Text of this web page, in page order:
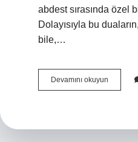
abdest sırasında özel
Dolayısıyla bu
bile,…
Devamını okuyun
Alırken